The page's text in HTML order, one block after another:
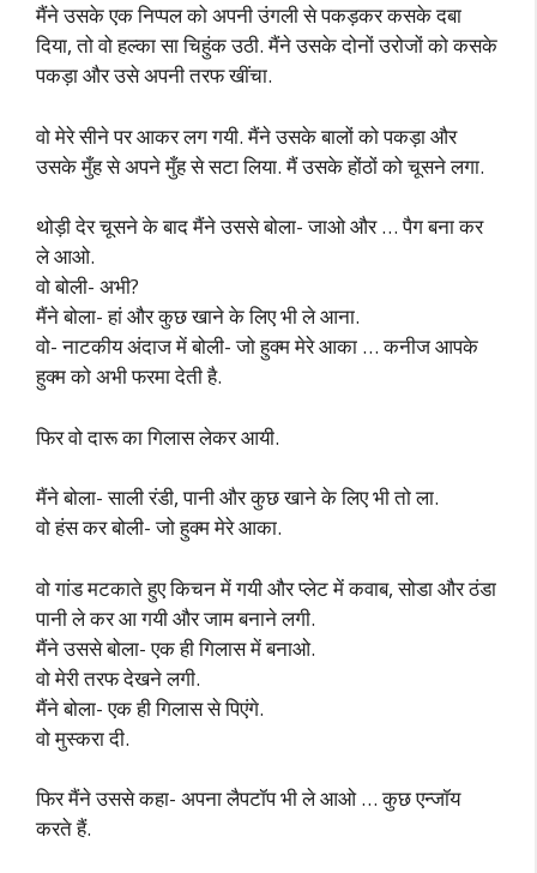
मैंने उसके एक निप्पल को अपनी उंगली से पकड़कर कसके दबा
दिया, तो वो हल्का सा चिहुंक उठी. मैंने उसके दोनों उरोजों को कसके
पकड़ा और उसे अपनी तरफ खींचा.
वो मेरे सीने पर आकर लग गयी. मैंने उसके बालों को पकड़ा और
उसके मुँह से अपने मुँह से सटा लिया. मैं उसके होंठों को चूसने लगा.
थोड़ी देर चूसने के बाद मैंने उससे बोला- जाओ और … पैग बना कर
ले आओ.
वो बोली- अभी?
मैंने बोला- हां और कुछ खाने के लिए भी ले आना.
वो- नाटकीय अंदाज में बोली- जो हुक्म मेरे आका … कनीज आपके
हुक्म को अभी फरमा देती है.
फिर वो दारू का गिलास लेकर आयी.
मैंने बोला- साली रंडी, पानी और कुछ खाने के लिए भी तो ला.
वो हंस कर बोली- जो हुक्म मेरे आका.
वो गांड मटकाते हुए किचन में गयी और प्लेट में कवाब, सोडा और ठंडा
पानी ले कर आ गयी और जाम बनाने लगी.
मैंने उससे बोला- एक ही गिलास में बनाओ.
वो मेरी तरफ देखने लगी.
मैंने बोला- एक ही गिलास से पिएंगे.
वो मुस्करा दी.
फिर मैंने उससे कहा- अपना लैपटॉप भी ले आओ … कुछ एन्जॉय
करते हैं.